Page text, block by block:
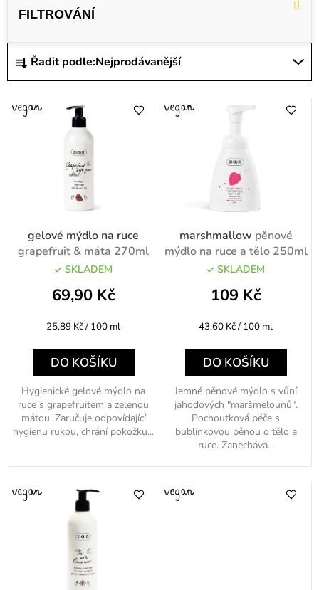
Ř
a
e
Řadit podle:Nejprodávanější
s
r
gelové mýdlo na ruce
grapefruit & máta 270ml
SKLADEM
69,90 Kč
Měrná
25,89 Kč / 100 ml
DO KOŠÍKU
Hygienické gelové mýdlo na
ruce s grapefruitem a zelenou
mátou. Zaručuje odpovídající
hygienu rukou, chrání pokožku...
marshmallow pěnové
mýdlo na ruce a tělo 250ml
SKLADEM
109 Kč
Měrná
43,60 Kč / 100 ml
DO KOŠÍKU
Jemné pěnové mýdlo s vůní
jahodových "maršmelounů".
Pochoutková péče s
bublinkovou pěnou o tělo a
ruce. Zanechává...